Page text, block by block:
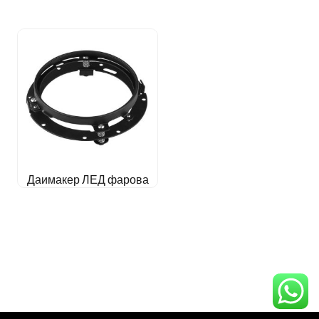
Даимакер ЛЕД фарова